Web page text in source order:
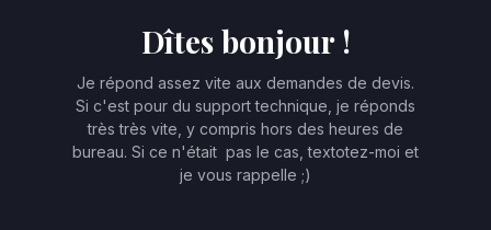
Dîtes bonjour !
Je répond assez vite aux demandes de devis.
Si c'est pour du support technique, je réponds
très très vite, y compris hors des heures de
bureau. Si ce n'était pas le cas, textotez-moi et
je vous rappelle ;)